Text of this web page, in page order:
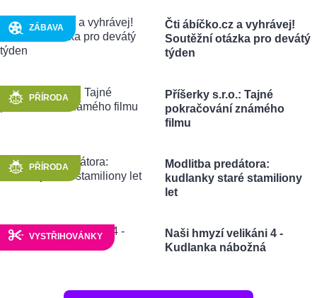
ZÁBAVA
Čti ábíčko.cz a vyhrávej!
Soutěžní otázka pro devátý
týden
PŘÍRODA
Příšerky s.r.o.: Tajné
pokračování známého
filmu
PŘÍRODA
Modlitba predátora:
kudlanky staré stamiliony
let
VYSTŘIHOVÁNKY
Naši hmyzí velikáni 4 -
Kudlanka nábožná